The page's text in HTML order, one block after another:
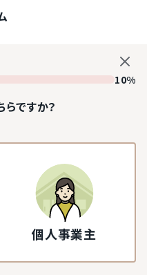
10%
ですか？
個人事業主